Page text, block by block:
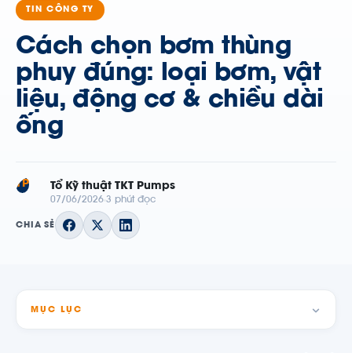
TIN CÔNG TY
Cách chọn bơm thùng
phuy đúng: loại bơm, vật
liệu, động cơ & chiều dài
ống
TP Tổ Kỹ thuật TKT Pumps
07/06/2026 3 phút đọc
CHIA SẺ
MỤC LỤC